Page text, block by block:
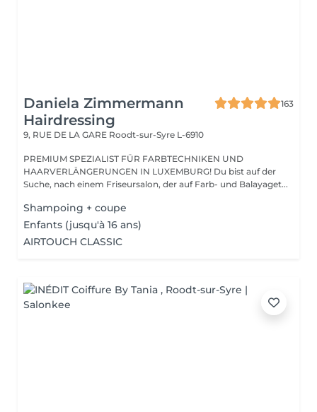
Daniela Zimmermann
Hairdressing
163
9, RUE DE LA GARE Roodt-sur-Syre L-6910
PREMIUM SPEZIALIST FÜR FARBTECHNIKEN UND
HAARVERLÄNGERUNGEN IN LUXEMBURG! Du bist auf der
Suche, nach einem Friseursalon, der auf Farb- und Balayaget...
Shampoing + coupe
Enfants (jusqu'à 16 ans)
AIRTOUCH CLASSIC